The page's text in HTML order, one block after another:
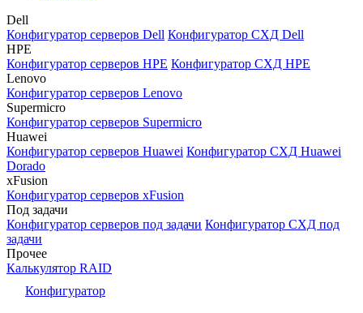
Dell
Конфигуратор серверов Dell Конфигуратор СХД Dell
HPE
Конфигуратор серверов HPE Конфигуратор СХД HPE
Lenovo
Конфигуратор серверов Lenovo
Supermicro
Конфигуратор серверов Supermicro
Huawei
Конфигуратор серверов Huawei Конфигуратор СХД Huawei
Dorado
xFusion
Конфигуратор серверов xFusion
Под задачи
Конфигуратор серверов под задачи Конфигуратор СХД под
задачи
Прочее
Калькулятор RAID
Конфигуратор